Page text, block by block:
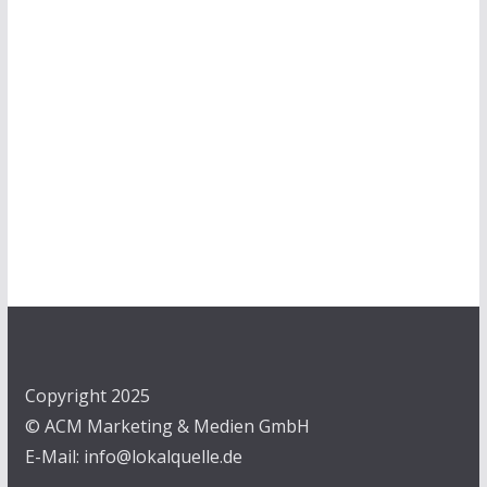
Copyright 2025
© ACM Marketing & Medien GmbH
E-Mail: info@lokalquelle.de